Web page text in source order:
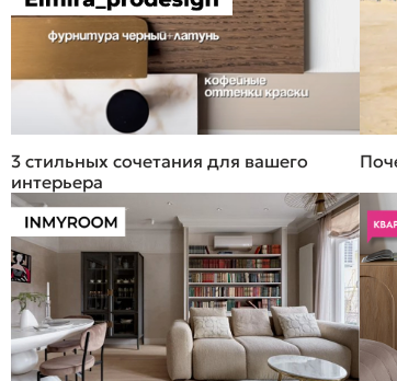
3 стильных сочетания для вашего
интерьера